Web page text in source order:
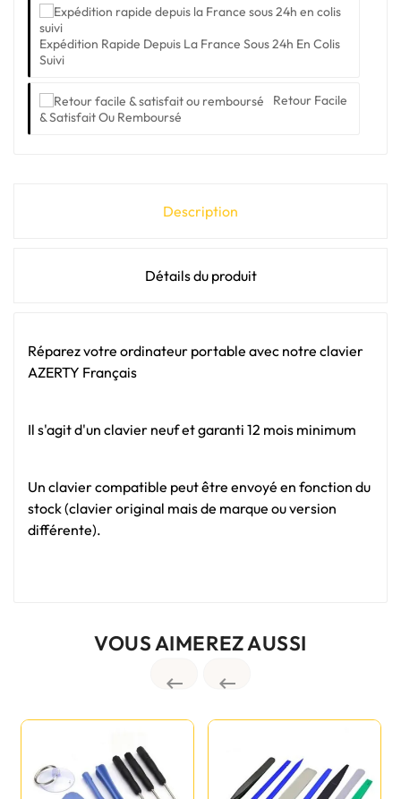
Expédition Rapide Depuis La France Sous 24h En Colis
Suivi
Retour Facile
& Satisfait Ou Remboursé
Description
Détails du produit
Réparez votre ordinateur portable avec notre clavier
AZERTY Français
Il s'agit d'un clavier neuf et garanti 12 mois minimum
Un clavier compatible peut être envoyé en fonction du
stock (clavier original mais de marque ou version
différente).
VOUS AIMEREZ AUSSI
 